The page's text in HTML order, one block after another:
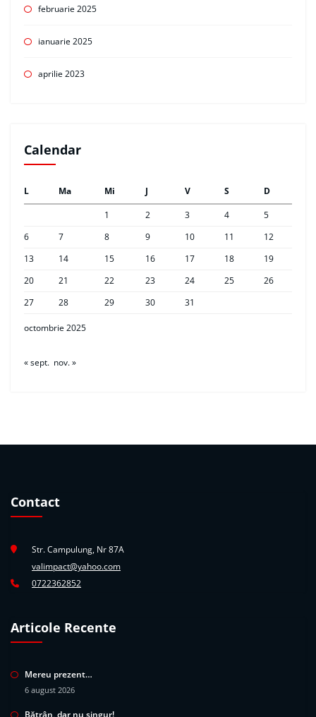
februarie 2025
ianuarie 2025
aprilie 2023
Calendar
octombrie 2025
L Ma Mi J V S
D
1
2 3 4
5
6
7 8 9 10 11
12
13
14 15 16 17 18
19
20
21 22 23 24 25
26
27
28 29 30 31
« sept. nov. »
Contact
Str. Campulung, Nr 87A
valimpact@yahoo.com
0722362852
Articole Recente
Mereu prezent…
6 august 2026
Bătrân, dar nu singur!